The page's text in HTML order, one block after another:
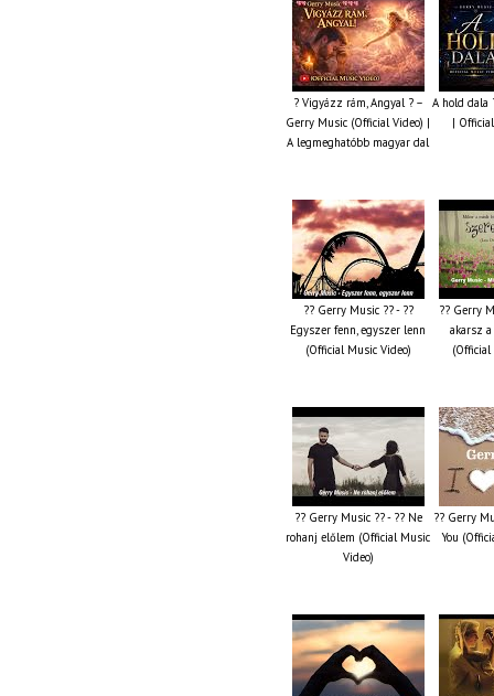
? Vigyázz rám, Angyal ? –
Gerry Music (Official Video) |
A legmeghatóbb magyar dal
A hold dala
|
?? Gerry Music ?? - ??
Egyszer fenn, egyszer lenn
(Official Music Video)
?? Gerry
akarsz
(Official
?? Gerry Music ?? - ?? Ne
rohanj előlem (Official Music
Video)
?? Gerry
You